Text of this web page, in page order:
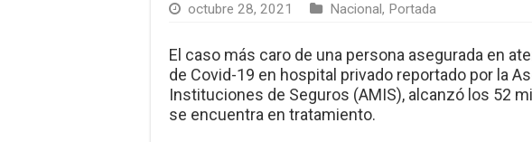
octubre 28, 2021 Nacional, Portada
El caso más caro de una persona asegurada en
de Covid-19 en hospital privado reportado por la
Instituciones de Seguros (AMIS), alcanzó los 52
se encuentra en tratamiento.